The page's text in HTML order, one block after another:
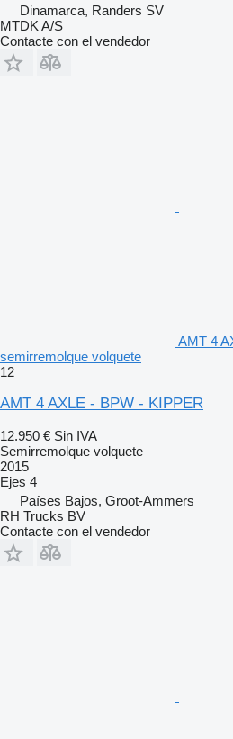
Dinamarca, Randers SV
MTDK A/S
Contacte con el vendedor
AMT 4
semirremolque volquete
12
AMT 4 AXLE - BPW - KIPPER
12.950 € Sin IVA
Semirremolque volquete
2015
Ejes 4
Países Bajos, Groot-Ammers
RH Trucks BV
Contacte con el vendedor